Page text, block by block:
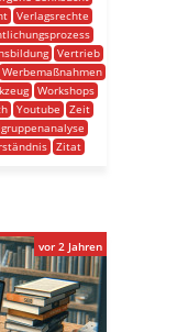
Verlagsrechte
Vertrieb
Werbemaßnahmen
Workshops
Youtube
Zeit
Zitat
vor 2 Jahren